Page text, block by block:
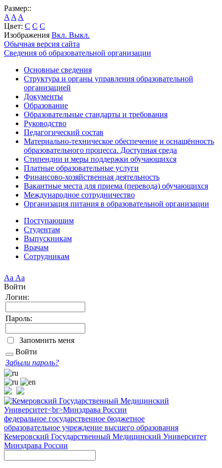
Размер::
A A A
Цвет: C C C
Изображения Вкл. Выкл.
Обычная версия сайта
Сведения об образовательной организации
Основные сведения
Структура и органы управления образовательной
организацией
Документы
Образование
Образовательные стандарты и требования
Руководство
Педагогический состав
Материально-техническое обеспечение и оснащённость
образовательного процесса. Доступная среда
Стипендии и меры поддержки обучающихся
Платные образовательные услуги
Финансово-хозяйственная деятельность
Вакантные места для приема (перевода) обучающихся
Международное сотрудничество
Организация питания в образовательной организации
Поступающим
Студентам
Выпускникам
Врачам
Сотрудникам
Аа Аа
Войти
Логин:
Пароль:
Запомнить меня
Войти
Забыли пароль?
федеральное государственное бюджетное
образовательное учреждение высшего образования
Кемеровский Государственный Медицинский Университет
Минздрава России